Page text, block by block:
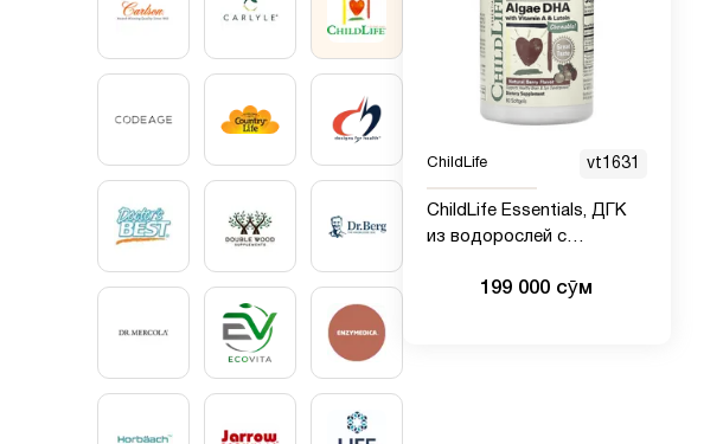
ChildLife vt1631
ChildLife Essentials, ДГК
из водорослей с
натуральные ягоды, 60
199 000 сӯм